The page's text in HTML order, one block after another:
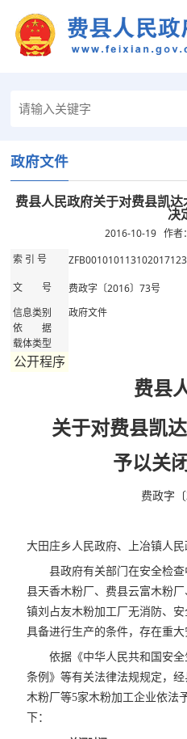
政府文件
费县人民政府关于对费县凯
决
2016-10-19 作者
索 引 号
文 号 费政字〔2016〕73号
信息类别 政府文件
依 据
载体类型
公开程序
费县
关于对费县凯
予以关
费政字
大田庄乡人民政府、上冶镇人民
县政府有关部门在安全检
县天香木粉厂、费县云富木粉
镇刘占友木粉加工厂无消防、
具备进行生产的条件，存在重大
依据《中华人民共和国安
条例》等有关法律法规规定，
木粉厂等5家木粉加工企业依法
下：